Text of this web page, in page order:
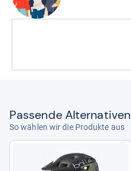
Pas­sende Alter­na­ti­ven
So wählen wir die Produkte aus